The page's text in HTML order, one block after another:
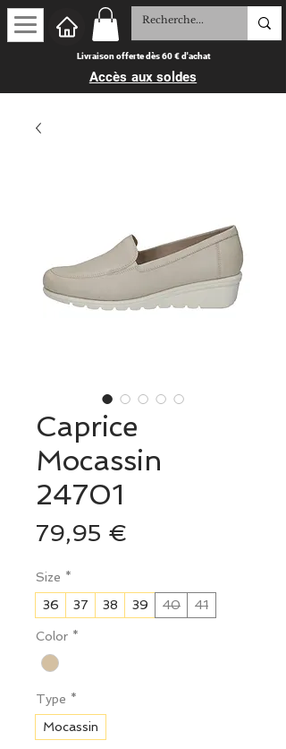
Livraison offerte dès 60 € d'achat
Accès aux soldes
Caprice
Mocassin
24701
79,95 €
Size *
36
37 38 39 40 41
Color *
Type *
Mocassin